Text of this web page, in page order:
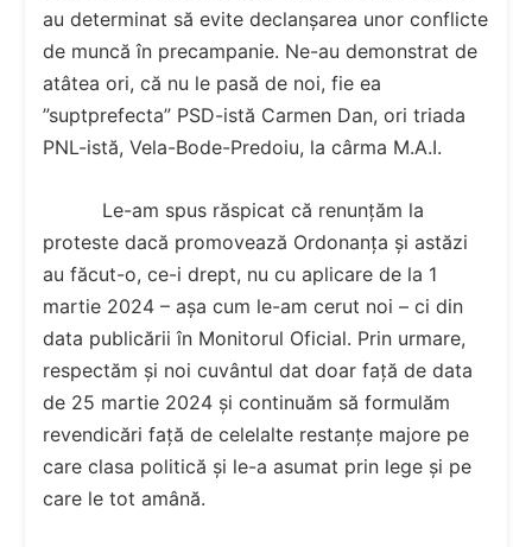
au determinat să evite declanșarea unor conflicte
de muncă în precampanie. Ne-au demonstrat de
atâtea ori, că nu le pasă de noi, fie ea
”suptprefecta” PSD-istă Carmen Dan, ori triada
PNL-istă, Vela-Bode-Predoiu, la cârma M.A.I.
Le-am spus răspicat că renunțăm la
proteste dacă promovează Ordonanța și astăzi
au făcut-o, ce-i drept, nu cu aplicare de la 1
martie 2024 – așa cum le-am cerut noi – ci din
data publicării în Monitorul Oficial. Prin urmare,
respectăm și noi cuvântul dat doar față de data
de 25 martie 2024 și continuăm să formulăm
revendicări față de celelalte restanțe majore pe
care clasa politică și le-a asumat prin lege și pe
care le tot amână.